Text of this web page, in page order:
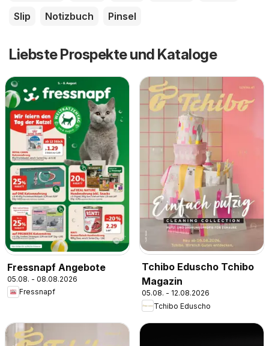
Slip
Notizbuch Pinsel
Liebste Prospekte und Kataloge
Fressnapf Angebote
05.08. - 08.08.2026
Fressnapf
Tchibo Eduscho Tchibo
Magazin
05.08. - 12.08.2026
Tchibo Eduscho